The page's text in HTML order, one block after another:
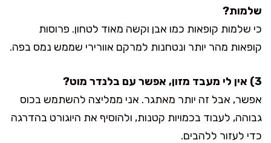
שלמות?
כי שלמות קופאות כמו אבן וקשה מאוד לטחון. פרוסות
קופאות מהר יותר ונטחנות למרקם אוורירי שממש נמס בפה.
3) אין לי מעבד מזון, אפשר עם בלנדר מוט?
אפשר, אבל זה יותר מאתגר. אני ממליצה להשתמש בכוס
גבוהה, לעבוד בכמויות קטנות, ולהוסיף את היוגורט בהדרגה
כדי לעזור ללהבים.